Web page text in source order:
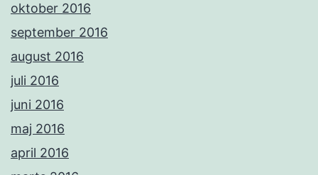
oktober 2016
september 2016
august 2016
juli 2016
juni 2016
maj 2016
april 2016